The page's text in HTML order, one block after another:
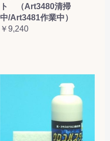
ト （Art3480清掃
中/Art3481作業中）
￥9,240